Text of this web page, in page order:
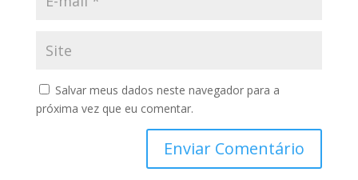
Salvar meus dados neste navegador para a
próxima vez que eu comentar.